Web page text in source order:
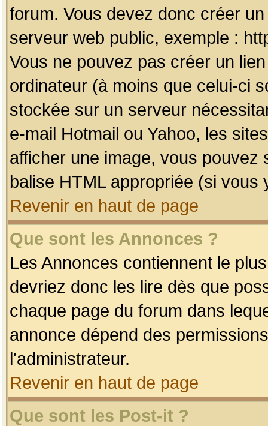
forum. Vous devez donc créer
serveur web public, exemple :
Vous ne pouvez pas créer un
ordinateur (à moins que celui-ci
stockée sur un serveur
e-mail Hotmail ou Yahoo, les
afficher une image, vous pouvez
balise HTML appropriée (si vous
Revenir en haut de page
Que sont les Annonces ?
Les Annonces contiennent le
devriez donc les lire dès que
chaque page du forum dans
annonce dépend des
l'administrateur.
Revenir en haut de page
Que sont les Post-it ?